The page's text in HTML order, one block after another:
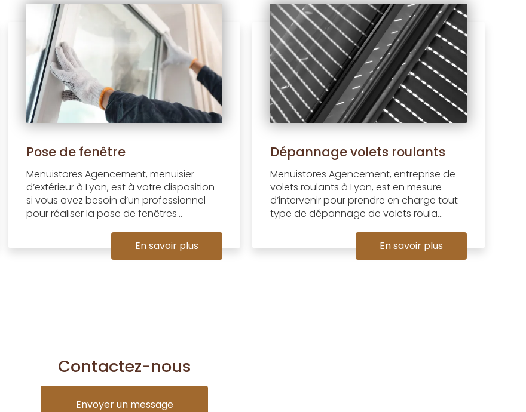
Pose de fenêtre
Menuistores Agencement, menuisier
d’extérieur à Lyon, est à votre disposition
si vous avez besoin d’un professionnel
pour réaliser la pose de fenêtres...
En savoir plus
Dépannage volets roulants
Menuistores Agencement, entreprise de
volets roulants à Lyon, est en mesure
d’intervenir pour prendre en charge tout
type de dépannage de volets roula...
En savoir plus
Contactez-nous
Envoyer un message